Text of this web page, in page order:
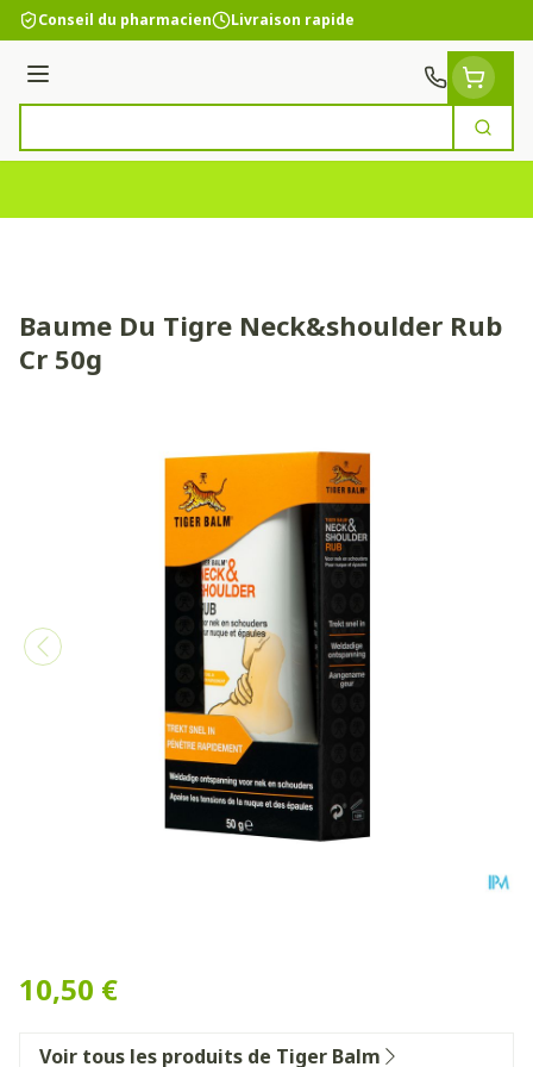
Aller au contenu
Conseil du pharmacien Livraison rapide
Menu
Baume Du Tigre Neck&shoulder Rub
Cr 50g
10,50 €
Voir tous les produits de Tiger Balm